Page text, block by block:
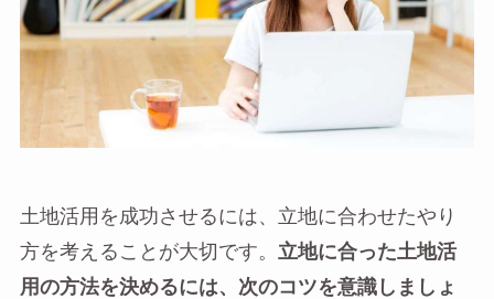
土地活用を成功させるには、立地に合わせたやり
方を考えることが大切です。 立地に合った土地活
用の方法を決めるには、次のコツを意識しましょ